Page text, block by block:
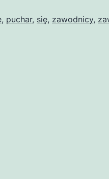
, puchar, się, zawodnicy,